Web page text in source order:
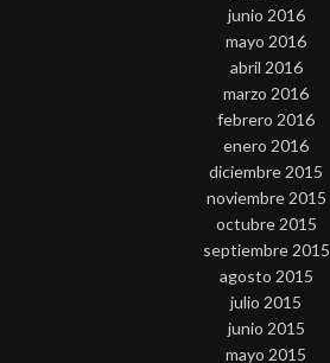
junio 2016
mayo 2016
abril 2016
marzo 2016
febrero 2016
enero 2016
diciembre 2015
noviembre 2015
octubre 2015
septiembre 2015
agosto 2015
julio 2015
junio 2015
mayo 2015